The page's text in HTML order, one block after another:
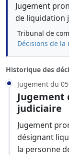
Jugement
de liquidation
Tribunal de
Décisions de
Historique des
Jugement du
Jugement
judiciaire
Jugement
désignant
la personne